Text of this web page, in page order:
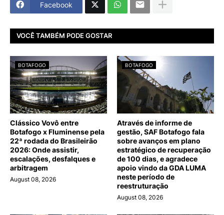
Facebook
VOCÊ TAMBÉM PODE GOSTAR
BOTAFOGO
Clássico Vovô entre
Botafogo x Fluminense pela
22ª rodada do Brasileirão
2026: Onde assistir,
escalações, desfalques e
arbitragem
August 08, 2026
BOTAFOGO
Através de informe de
gestão, SAF Botafogo fala
sobre avanços em plano
estratégico de recuperação
de 100 dias, e agradece
apoio vindo da GDA LUMA
neste período de
reestruturação
August 08, 2026